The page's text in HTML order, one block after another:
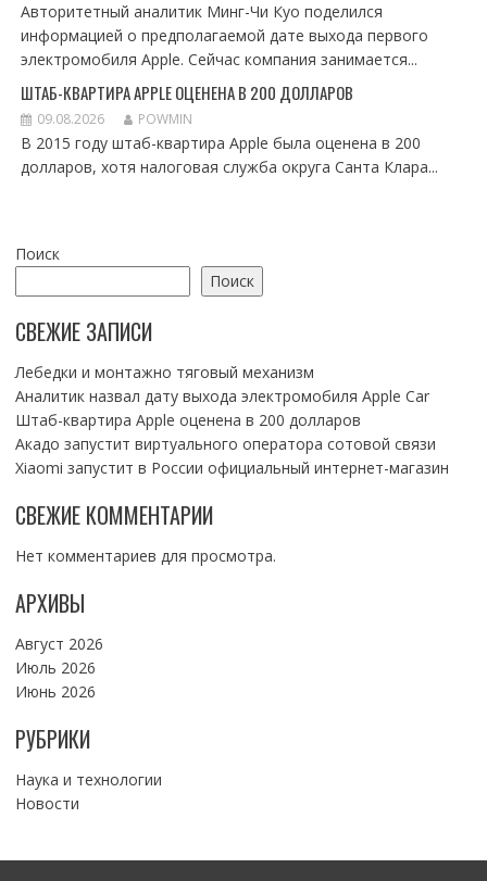
Авторитетный аналитик Минг-Чи Куо поделился
информацией о предполагаемой дате выхода первого
электромобиля Apple. Сейчас компания занимается...
ШТАБ-КВАРТИРА APPLE ОЦЕНЕНА В 200 ДОЛЛАРОВ
09.08.2026 POWMIN
В 2015 году штаб-квартира Apple была оценена в 200
долларов, хотя налоговая служба округа Санта Клара...
Поиск
Поиск
СВЕЖИЕ ЗАПИСИ
Лебедки и монтажно тяговый механизм
Аналитик назвал дату выхода электромобиля Apple Car
Штаб-квартира Apple оценена в 200 долларов
Акадо запустит виртуального оператора сотовой связи
Xiaomi запустит в России официальный интернет-магазин
СВЕЖИЕ КОММЕНТАРИИ
Нет комментариев для просмотра.
АРХИВЫ
Август 2026
Июль 2026
Июнь 2026
РУБРИКИ
Наука и технологии
Новости